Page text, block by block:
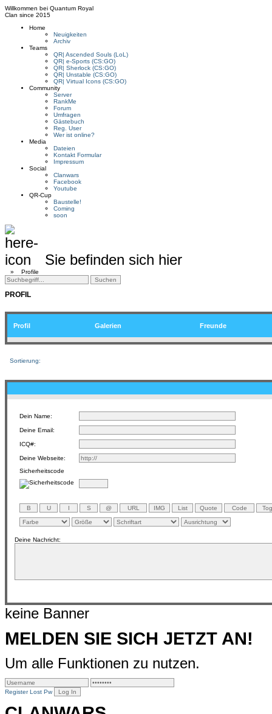
Willkommen bei Quantum Royal
Clan since 2015
Home
Neuigkeiten
Archiv
Teams
QR| Ascended Souls (LoL)
QR| e-Sports (CS:GO)
QR| Sherlock (CS:GO)
QR| Unstable (CS:GO)
QR| Virtual Icons (CS:GO)
Community
Server
RankMe
Forum
Umfragen
Gästebuch
Reg. User
Wer ist online?
Media
Dateien
Kontakt Formular
Impressum
Social
Clanwars
Facebook
Youtube
QR-Cup
Baustelle!
Coming
soon
Sie befinden sich hier
» Profile
PROFIL
Profil Galerien Freunde
Sortierung:
Dein Name:
Deine Email:
ICQ#:
Deine Webseite:
Sicherheitscode
Deine Nachricht:
keine Banner
MELDEN SIE SICH JETZT AN!
Um alle Funktionen zu nutzen.
Register Lost Pw